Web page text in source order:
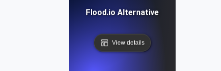
Flood.io Alternative
View details